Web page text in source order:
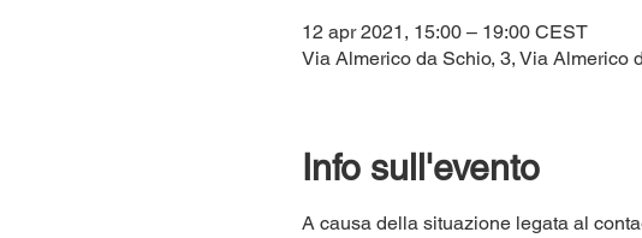
12 apr 2021, 15:00 – 19:00 CEST
Via Almerico da Schio, 3, Via Almerico
Info sull'evento
A causa della situazione legata al